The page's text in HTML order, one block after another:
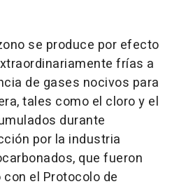
se produce por efecto
frías a
de gases nocivos para
tales como el cloro y el
durante
por la industria
que fueron
el Protocolo de